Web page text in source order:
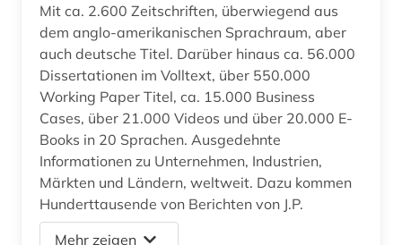
Mit ca. 2.600 Zeitschriften, überwiegend aus
dem anglo-amerikanischen Sprachraum, aber
auch deutsche Titel. Darüber hinaus ca. 56.000
Dissertationen im Volltext, über 550.000
Working Paper Titel, ca. 15.000 Business
Cases, über 21.000 Videos und über 20.000 E-
Books in 20 Sprachen. Ausgedehnte
Informationen zu Unternehmen, Industrien,
Märkten und Ländern, weltweit. Dazu kommen
Hunderttausende von Berichten von J.P.
Mehr zeigen